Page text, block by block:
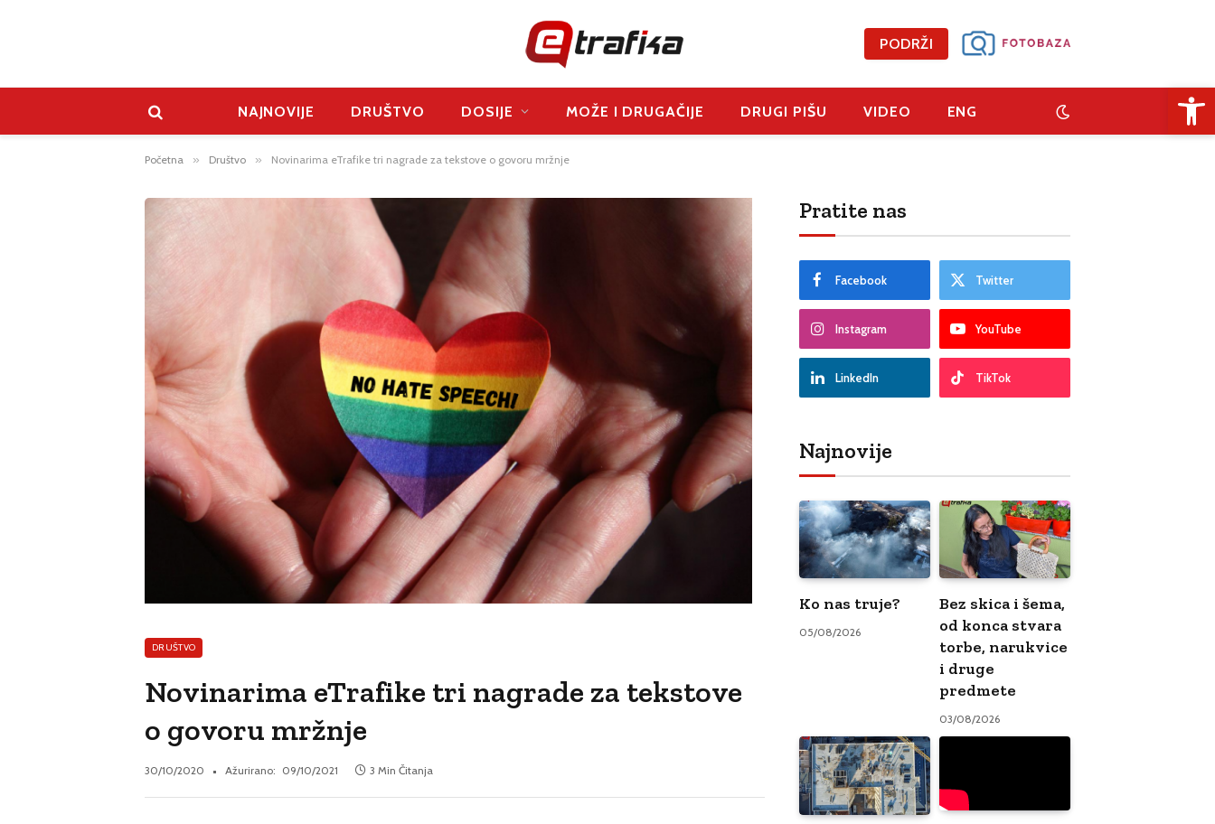
PODRŽI
NAJNOVIJE DRUŠTVO DOSIJE MOŽE I DRUGAČIJE DRUGI PIŠU VIDEO ENG
Početna » Društvo » Novinarima eTrafike tri nagrade za tekstove o govoru mržnje
DRUŠTVO
Novinarima eTrafike tri nagrade za tekstove
o govoru mržnje
30/10/2020 Ažurirano: 09/10/2021 3 Min Čitanja
Pratite nas
Facebook Twitter
Instagram YouTube
LinkedIn TikTok
Najnovije
Ko nas truje?
05/08/2026
Bez skica i šema,
od konca stvara
torbe, narukvice
i druge
predmete
03/08/2026